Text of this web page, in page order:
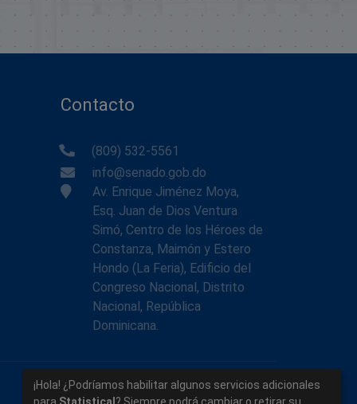
Contacto
(809) 532-5561
info@senado.gob.do
Av. Enrique Jiménez Moya,
Esq. Juan de Dios Ventura
Simó, Centro de los Héroes de
Constanza, Maimón y Estero
Hondo (La Feria), Edificio del
Congreso Nacional, Distrito
Nacional, República
Dominicana.
¡Hola! ¿Podríamos habilitar algunos servicios adicionales